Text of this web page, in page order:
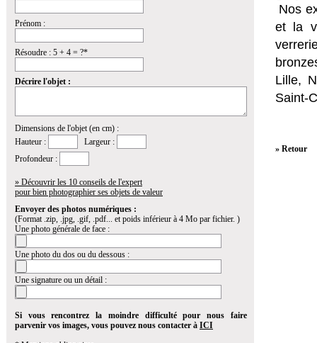
Prénom :
Résoudre : 5 + 4 = ?*
Décrire l'objet :
Dimensions de l'objet (en cm) :
Hauteur :
Largeur :
Profondeur :
» Découvrir les 10 conseils de l'expert
pour bien photographier ses objets de valeur
Envoyer des photos numériques :
(Format .zip, .jpg, .gif, .pdf... et poids inférieur à 4 Mo par fichier. )
Une photo générale de face :
Une photo du dos ou du dessous :
Une signature ou un détail :
Si vous rencontrez la moindre difficulté pour nous faire
parvenir vos images, vous pouvez nous contacter à ICI
Nos
et la
Lille,
Saint-
» Retour